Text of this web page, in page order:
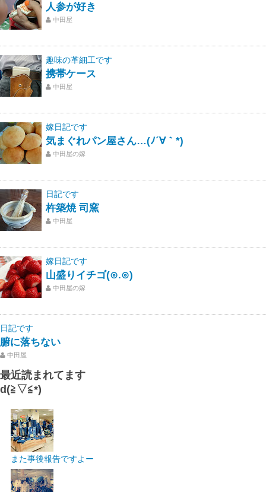
人参が好き
中田屋
趣味の革細工です
携帯ケース
中田屋
嫁日記です
気まぐれパン屋さん…(ﾉ´∀｀*)
中田屋の嫁
日記です
杵築焼 司窯
中田屋
嫁日記です
山盛りイチゴ(⊙.⊙)
中田屋の嫁
日記です
腑に落ちない
中田屋
最近読まれてます
d(≧▽≦*)
また事後報告ですよー